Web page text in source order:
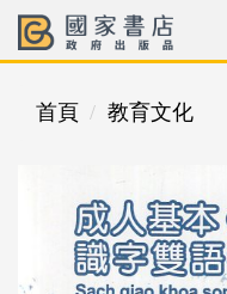
首頁 教育文化